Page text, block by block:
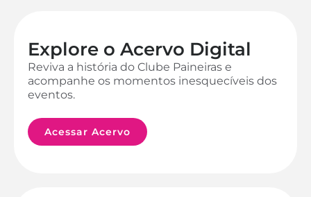
Explore o Acervo Digital
Reviva a história do Clube Paineiras e
acompanhe os momentos inesquecíveis dos
eventos.
Acessar Acervo